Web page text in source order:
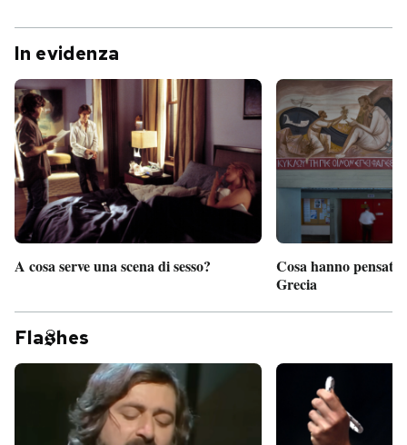
In evidenza
A cosa serve una scena di sesso?
Cosa hanno pensato
Grecia
Fla hes